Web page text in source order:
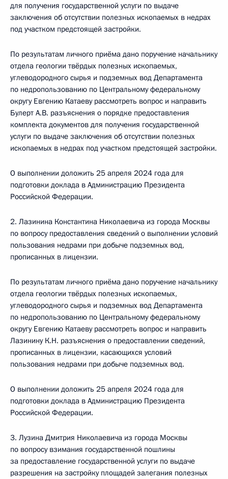
для получения государственной услуги по выдаче
заключения об отсутствии полезных ископаемых в недрах
под участком предстоящей застройки.
По результатам личного приёма дано поручение начальнику
отдела геологии твёрдых полезных ископаемых,
углеводородного сырья и подземных вод Департамента
по недропользованию по Центральному федеральному
округу Евгению Катаеву рассмотреть вопрос и направить
Булерт А.В. разъяснения о порядке предоставления
комплекта документов для получения государственной
услуги по выдаче заключения об отсутствии полезных
ископаемых в недрах под участком предстоящей застройки.
О выполнении доложить 25 апреля 2024 года для
подготовки доклада в Администрацию Президента
Российской Федерации.
2. Лазинина Константина Николаевича из города Москвы
по вопросу предоставления сведений о выполнении условий
пользования недрами при добыче подземных вод,
прописанных в лицензии.
По результатам личного приёма дано поручение начальнику
отдела геологии твёрдых полезных ископаемых,
углеводородного сырья и подземных вод Департамента
по недропользованию по Центральному федеральному
округу Евгению Катаеву рассмотреть вопрос и направить
Лазинину К.Н. разъяснения о предоставлении сведений,
прописанных в лицензии, касающихся условий
пользования недрами при добыче подземных вод.
О выполнении доложить 25 апреля 2024 года для
подготовки доклада в Администрацию Президента
Российской Федерации.
3. Лузина Дмитрия Николаевича из города Москвы
по вопросу взимания государственной пошлины
за предоставление государственной услуги по выдаче
разрешения на застройку площадей залегания полезных